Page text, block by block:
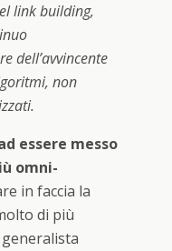
link building,
dell’avvincente
non
essere messo
omni-
in faccia la
di più